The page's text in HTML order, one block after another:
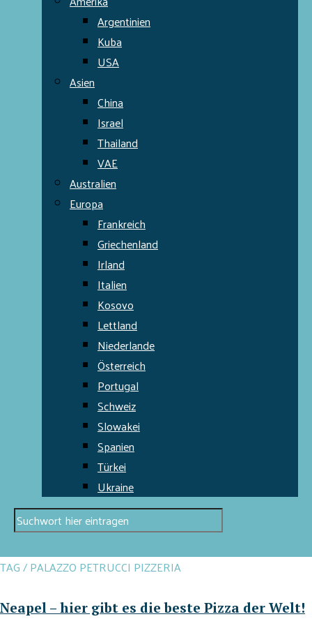
Argentinien
Kuba
USA
Asien
China
Israel
Thailand
VAE
Australien
Europa
Frankreich
Griechenland
Irland
Italien
Kosovo
Lettland
Niederlande
Österreich
Portugal
Schweiz
Slowakei
Spanien
Türkei
Ukraine
TAG / PALAZZO PETRUCCI PIZZERIA
Neapel – hier gibt es die beste Pizza der Welt!